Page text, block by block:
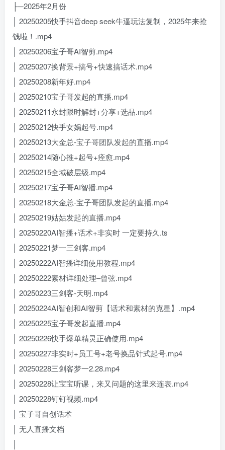
├─2025年2月份
│ 20250205快手抖音deep seek牛逼玩法复制，2025年来抢
钱啦！.mp4
│ 20250206宝子哥AI智剪.mp4
│ 20250207换背景+搞号+快速搞话术.mp4
│ 20250208新年好.mp4
│ 20250210宝子哥发起的直播.mp4
│ 20250211永封限时解封+分享+选品.mp4
│ 20250212快手女娲起号.mp4
│ 20250213大金总-宝子哥团队发起的直播.mp4
│ 20250214随心推+起号+痊愈.mp4
│ 20250215全域破层级.mp4
│ 20250217宝子哥AI智播.mp4
│ 20250218大金总-宝子哥团队发起的直播.mp4
│ 20250219姑姑发起的直播.mp4
│ 20250220AI智播+话术+非实时 一定要持久.ts
│ 20250221梦一三剑客.mp4
│ 20250222AI智播详细使用教程.mp4
│ 20250222素材详细处理–曾弦.mp4
│ 20250223三剑客-天明.mp4
│ 20250224AI智创和AI智剪【话术和素材的克星】.mp4
│ 20250225宝子哥发起直播.mp4
│ 20250226快手爆单精灵正确使用.mp4
│ 20250227非实时+员工号+老号换品针式起号.mp4
│ 20250228三剑客梦一2.28.mp4
│ 20250228让宝宝听课，来又问题的这里来连表.mp4
│ 20250228钉钉视频.mp4
│ 宝子哥自创话术
│ 无人直播文档